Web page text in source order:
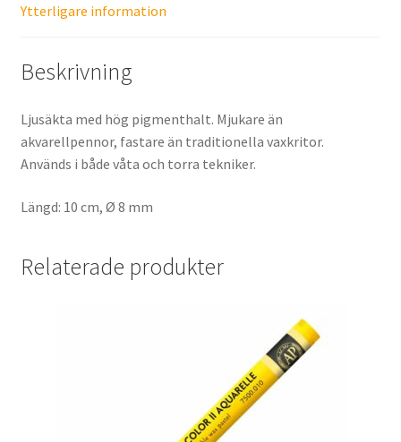
Ytterligare information
Beskrivning
Ljusäkta med hög pigmenthalt. Mjukare än
akvarellpennor, fastare än traditionella vaxkritor.
Används i både våta och torra tekniker.
Längd: 10 cm, Ø 8 mm
Relaterade produkter